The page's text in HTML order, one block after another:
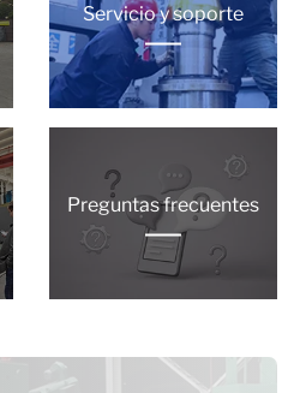
Servicio y soporte
Preguntas frecuentes